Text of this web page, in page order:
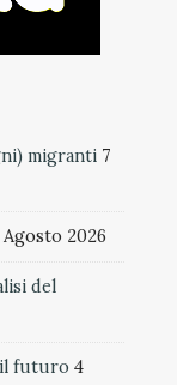
migranti 7
Agosto 2026
del
il futuro 4